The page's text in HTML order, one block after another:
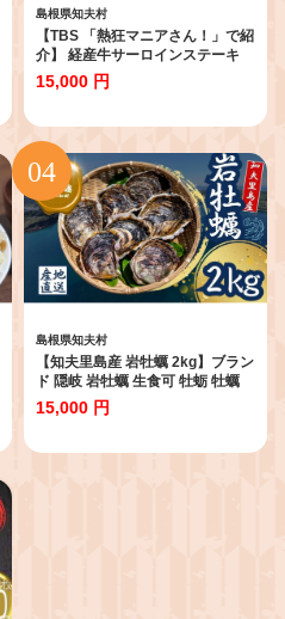
島根県知夫村
【TBS 「熱狂マニアさん！」で紹
介】 経産牛サーロインステーキ
300g 国産 牛肉 赤身 放牧 黒毛和
牛 サーロイン ステーキ おうち時
15,000 円
島根県知夫村
【知夫里島産 岩牡蠣 2kg】ブラン
ド 隠岐 岩牡蠣 生食可 牡蛎 牡蠣
かき カキ 岩牡蠣 いわがき 海鮮 海
産物 海の幸 シーフード 魚貝類 父
濃厚 クリーミー
15,000 円